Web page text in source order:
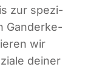
zur spe­zi­
Gan­der­ke­
wir
dei­ner